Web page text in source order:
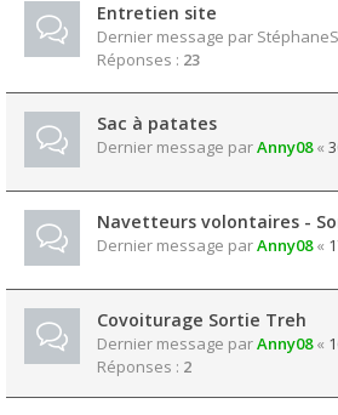
Entretien site
Dernier message par StéphaneS
Réponses : 23
Sac à patates
Dernier message parAnny08«
Navetteurs volontaires -
Dernier message parAnny08«
Covoiturage Sortie Treh
Dernier message parAnny08«
Réponses : 2